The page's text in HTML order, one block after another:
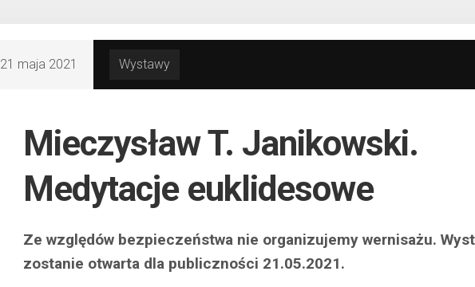
21 maja 2021 Wystawy
Mieczysław T. Janikowski.
Medytacje euklidesowe
Ze względów bezpieczeństwa nie organizujemy wernisażu.
zostanie otwarta dla publiczności 21.05.2021.